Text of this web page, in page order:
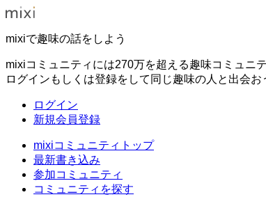
mixiで趣味の話をしよう
mixiコミュニティには270万を超える趣味コミュニ
ログインもしくは登録をして同じ趣味の人と出会お
ログイン
新規会員登録
mixiコミュニティトップ
最新書き込み
参加コミュニティ
コミュニティを探す